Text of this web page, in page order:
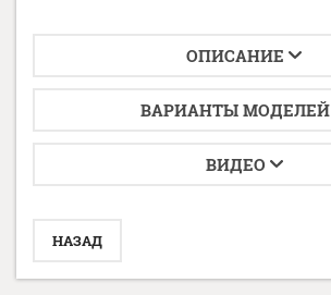
ОПИСАНИЕ
ВАРИАНТЫ МОДЕЛЕЙ
ВИДЕО
НАЗАД